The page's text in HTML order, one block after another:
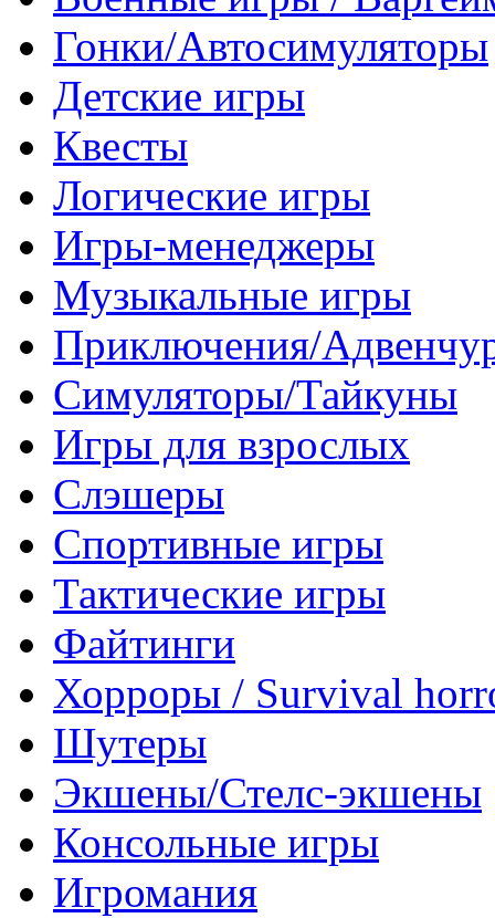
Гонки/Автосимуляторы
Детские игры
Квесты
Логические игры
Игры-менеджеры
Музыкальные игры
Приключения/
Симуляторы/Тайкуны
Игры для взрослых
Слэшеры
Спортивные игры
Тактические игры
Файтинги
Хорроры / Survival
Шутеры
Экшены/Стелс-экшены
Консольные игры
Игромания